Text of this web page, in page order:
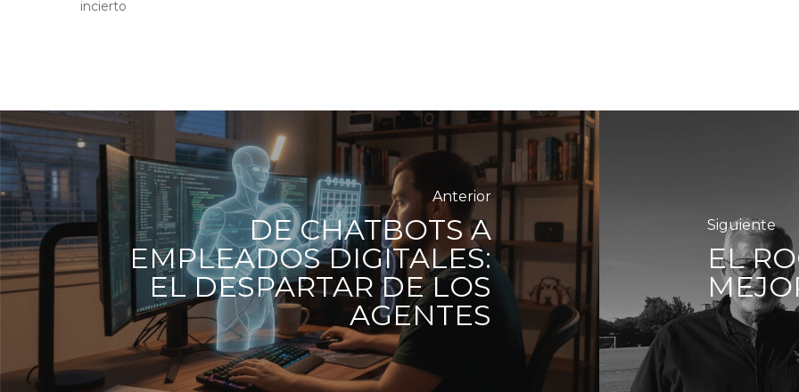
incierto
Anterior
DE CHATBOTS A
EMPLEADOS DIGITALES:
EL DESPARTAR DE LOS
AGENTES
Siguiente
EL